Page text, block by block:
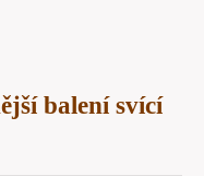
balení svící